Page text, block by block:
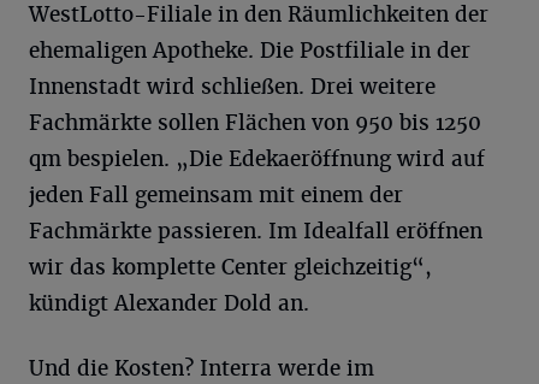
WestLotto-Filiale in den Räumlichkeiten der
ehemaligen Apotheke. Die Postfiliale in der
Innenstadt wird schließen. Drei weitere
Fachmärkte sollen Flächen von 950 bis 1250
qm bespielen. „Die Edekaeröffnung wird auf
jeden Fall gemeinsam mit einem der
Fachmärkte passieren. Im Idealfall eröffnen
wir das komplette Center gleichzeitig“,
kündigt Alexander Dold an.
Und die Kosten? Interra werde im